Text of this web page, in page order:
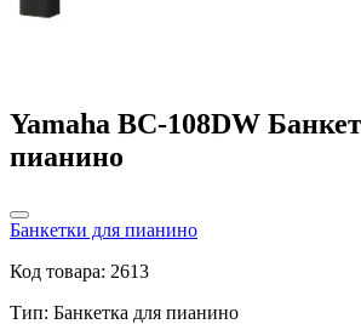
Yamaha BC-108DW
пианино
Банкетки для пианино
Код товара: 2613
Тип: Банкетка для пианино